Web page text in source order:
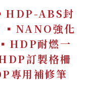
ABS封
▪NANO強化
耐燃一
訂製格柵
專用補修筆